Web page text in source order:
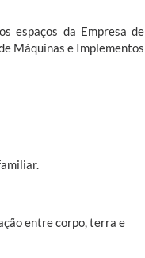
espaços da Empresa de
Máquinas e Implementos
entre corpo, terra e